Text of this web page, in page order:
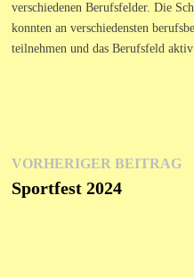
verschiedenen Berufsfelder. Die
konnten an verschiedensten
teilnehmen und das Berufsfeld
Beitrags-
Navigation
VORHERIGER BEITRAG
Sportfest 2024